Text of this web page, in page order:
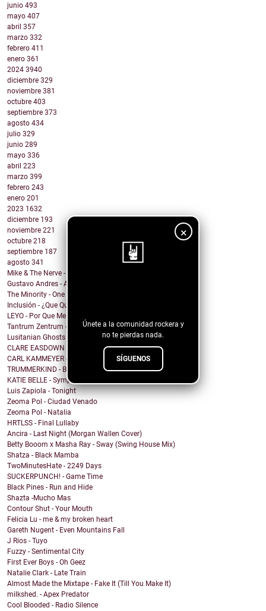
×
Únete a la comunidad rockera y
no te pierdas nada.
SÍGUENOS
junio 493
mayo 407
abril 357
marzo 332
febrero 411
enero 361
2024 3940
diciembre 329
noviembre 381
octubre 403
septiembre 373
agosto 434
julio 329
junio 289
mayo 336
abril 223
marzo 399
febrero 243
enero 201
2023 1632
diciembre 193
noviembre 221
octubre 218
septiembre 187
agosto 341
Mike & The Nerve - Fool's Gold, False Idols
Gustavo Andres - AiRA
The Minority - One Of A Kind
Inclusión - ¿Que Quieres de Mí?
LEYO - Por Que Me Haces Llorar
Tantrum Zentrum - Don't Be A Fascist
Lusitanian Ghosts - September
CLARE EASDOWN - I Break
CARL KAMMEYER - One
TRUMMERKIND - Beauty Queen
KATIE BELLE - Symptoms
Luis Zapiola - Tonight
Zeoma Pol - Ciudad Venado
Zeoma Pol - Natalia
HRTLSS - Final Lullaby
Ancira - Last Night (Morgan Wallen Cover)
Betty Booom x Masha Ray - Sway (Swing House Mix)
Shatza - Black Mamba
TwoMinutesHate - 2249 Days
SUCKERPUNCH! - Game Time
Black Pines - Run and Hide
Shazta -Mucho Mas
Contour Shut - Your Mouth
Felicia Lu - me & my broken heart
Gareth Nugent - Even Mountains Fall
J Rios - Tuyo
Fuzzy - Sentimental City
First Ever Boys - Oh Geez
Natalie Clark - Late Train
Almost Made the Mixtape - Fake It (Till You Make It)
milkshed. - Apex Predator
Cool Blooded - Radio Silence